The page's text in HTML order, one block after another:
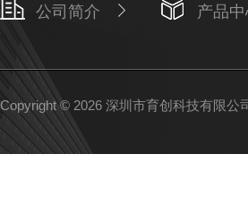
公司简介 产品
Copyright © 2026 深圳市育创科技有限公